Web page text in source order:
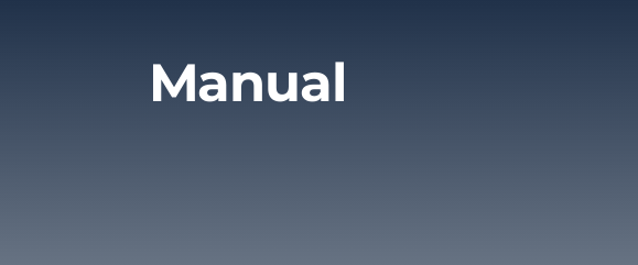
Manual